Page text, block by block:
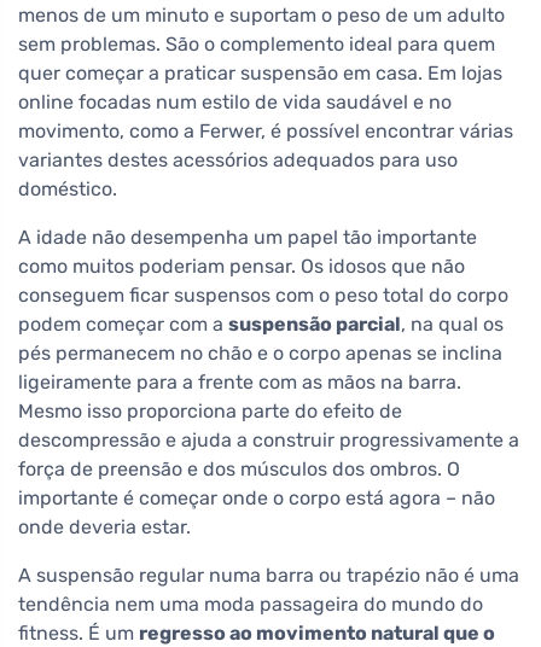
menos de um minuto e suportam o peso de um adulto
sem problemas. São o complemento ideal para quem
quer começar a praticar suspensão em casa. Em lojas
online focadas num estilo de vida saudável e no
movimento, como a Ferwer, é possível encontrar várias
variantes destes acessórios adequados para uso
doméstico.
A idade não desempenha um papel tão importante
como muitos poderiam pensar. Os idosos que não
conseguem ficar suspensos com o peso total do corpo
podem começar com a suspensão parcial, na qual os
pés permanecem no chão e o corpo apenas se inclina
ligeiramente para a frente com as mãos na barra.
Mesmo isso proporciona parte do efeito de
descompressão e ajuda a construir progressivamente a
força de preensão e dos músculos dos ombros. O
importante é começar onde o corpo está agora – não
onde deveria estar.
A suspensão regular numa barra ou trapézio não é uma
tendência nem uma moda passageira do mundo do
fitness. É um regresso ao movimento natural que o